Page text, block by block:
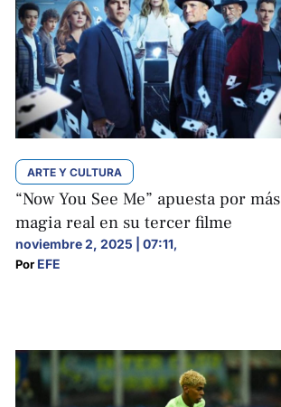
ARTE Y CULTURA
“Now You See Me” apuesta por más
magia real en su tercer filme
noviembre 2, 2025 | 07:11,
Por EFE